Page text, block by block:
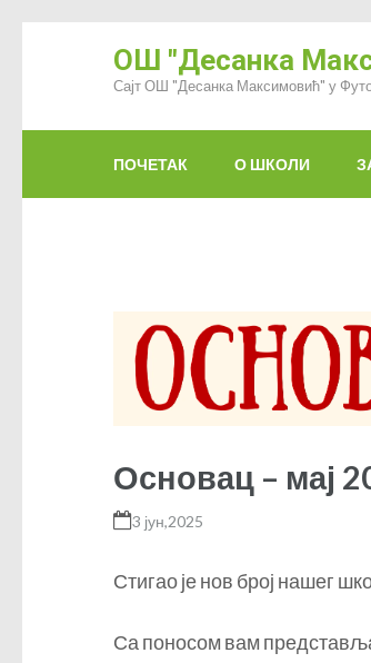
ОШ "Десанка
Сајт ОШ "Десанка Максимовић" у
ПОЧЕТАК О ШКОЛИ
Основац – мај
3 јун,2025
Стигао је нов број нашег
Са поносом вам